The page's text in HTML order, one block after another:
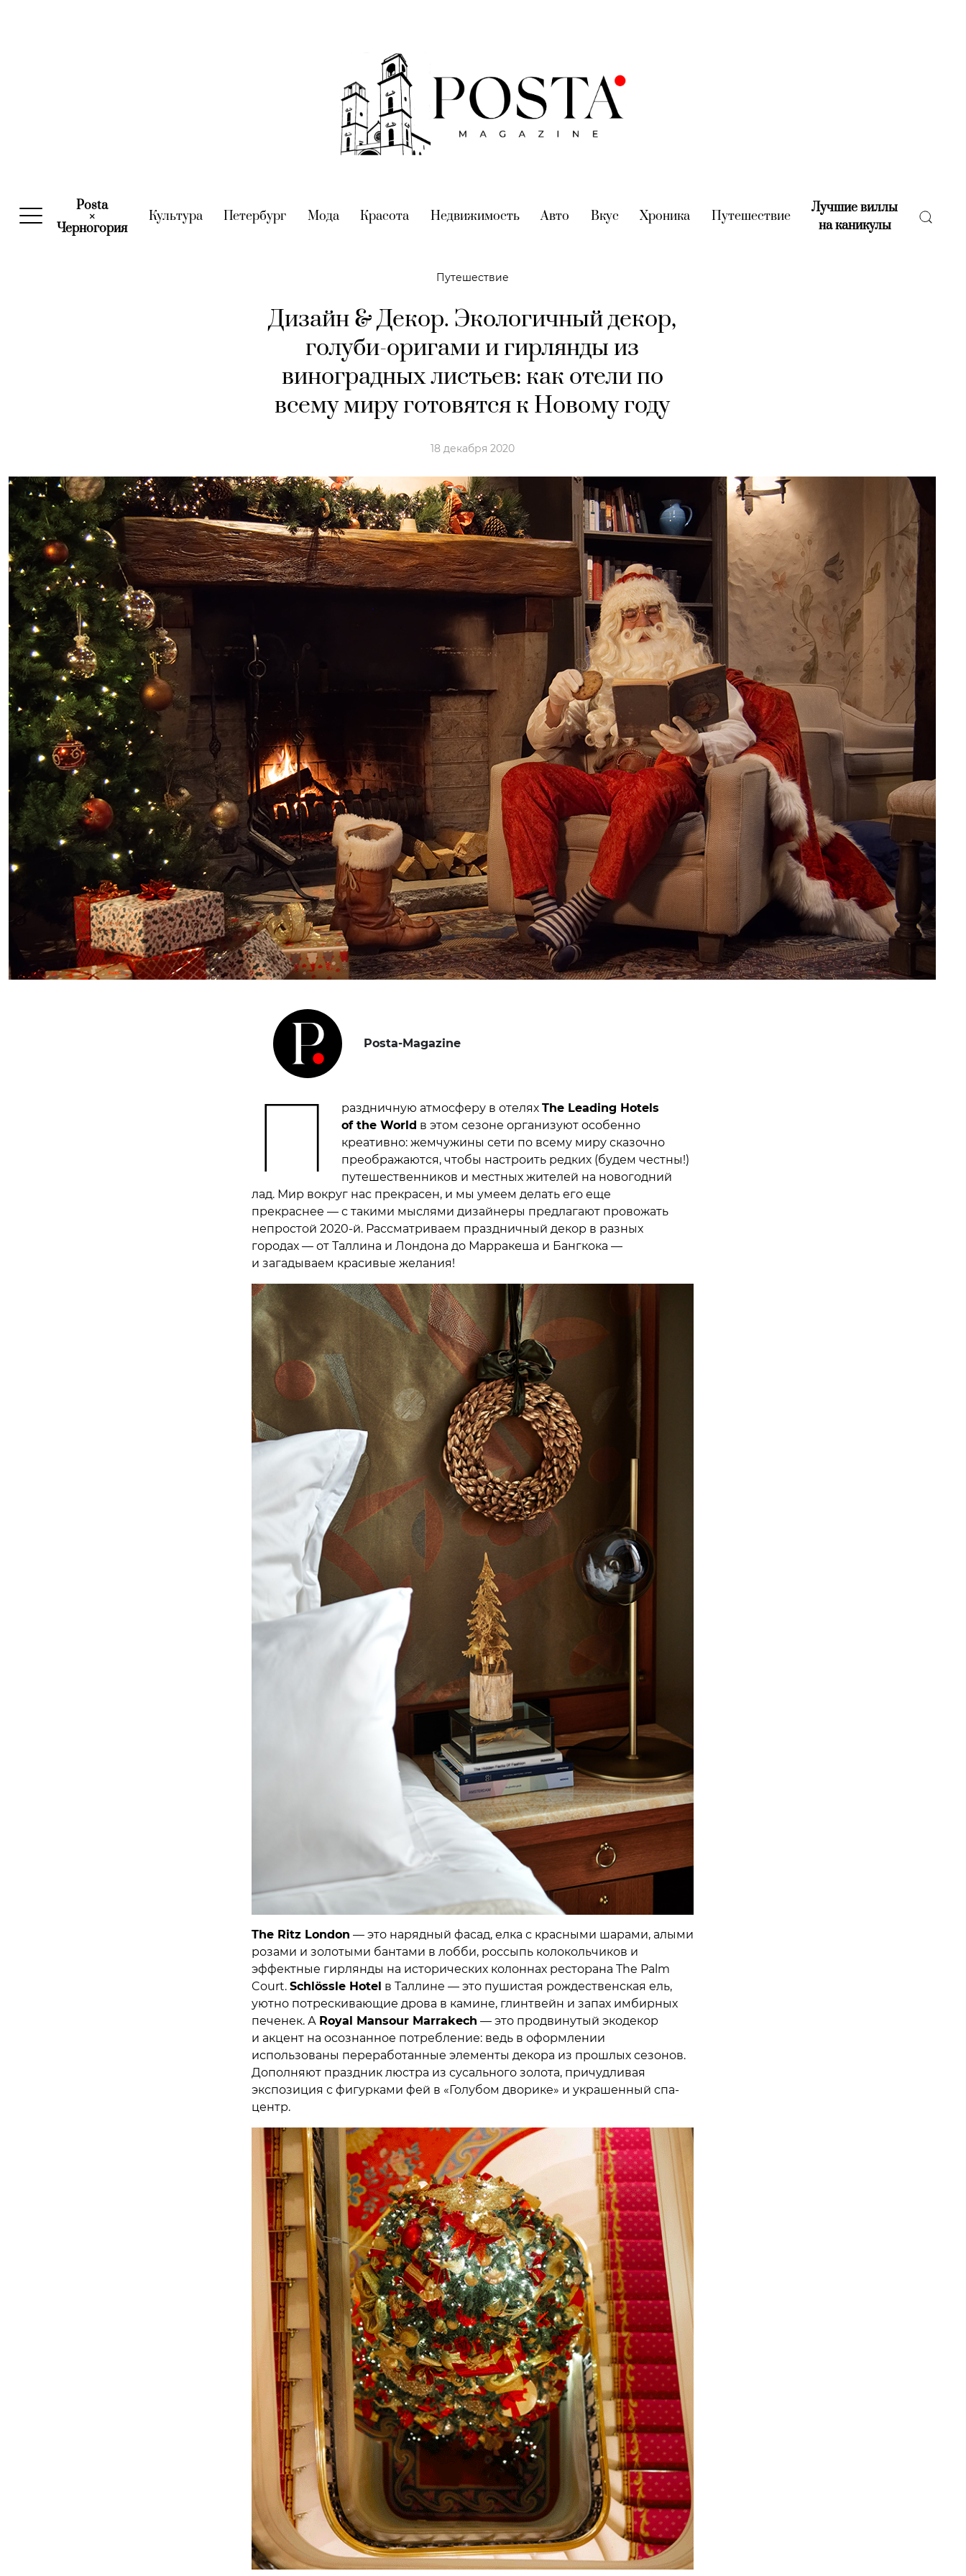
Posta
×
Черногория(current)
Культура(current)
Петербург (current)
Мода(current)
Красота (current)
Недвижимость(current)
Авто (current)
Вкус (current)
Хроника (current)
Путешествие(current)
Лучшие виллы
на каникулы(current)
Путешествие
Дизайн & Декор. Экологичный декор,
голуби-оригами и гирлянды из
виноградных листьев: как отели по
всему миру готовятся к Новому году
18 декабря 2020
Posta-Magazine
П раздничную атмосферу в отелях The Leading Hotels
of the World в этом сезоне организуют особенно
креативно: жемчужины сети по всему миру сказочно
преображаются, чтобы настроить редких (будем честны!)
путешественников и местных жителей на новогодний
лад. Мир вокруг нас прекрасен, и мы умеем делать его еще
прекраснее — с такими мыслями дизайнеры предлагают провожать
непростой 2020-й. Рассматриваем праздничный декор в разных
городах — от Таллина и Лондона до Марракеша и Бангкока —
и загадываем красивые желания!
The Ritz London — это нарядный фасад, елка с красными шарами, алыми
розами и золотыми бантами в лобби, россыпь колокольчиков и
эффектные гирлянды на исторических колоннах ресторана The Palm
Court. Schlössle Hotel в Таллине — это пушистая рождественская ель,
уютно потрескивающие дрова в камине, глинтвейн и запах имбирных
печенек. А Royal Mansour Marrakech — это продвинутый экодекор
и акцент на осознанное потребление: ведь в оформлении
использованы переработанные элементы декора из прошлых сезонов.
Дополняют праздник люстра из сусального золота, причудливая
экспозиция с фигурками фей в «Голубом дворике» и украшенный спа-
центр.